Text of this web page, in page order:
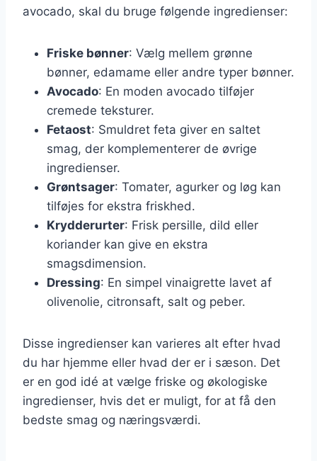
avocado, skal du bruge følgende ingredienser:
Friske bønner: Vælg mellem grønne
bønner, edamame eller andre typer bønner.
Avocado: En moden avocado tilføjer
cremede teksturer.
Fetaost: Smuldret feta giver en saltet
smag, der komplementerer de øvrige
ingredienser.
Grøntsager: Tomater, agurker og løg kan
tilføjes for ekstra friskhed.
Krydderurter: Frisk persille, dild eller
koriander kan give en ekstra
smagsdimension.
Dressing: En simpel vinaigrette lavet af
olivenolie, citronsaft, salt og peber.
Disse ingredienser kan varieres alt efter hvad
du har hjemme eller hvad der er i sæson. Det
er en god idé at vælge friske og økologiske
ingredienser, hvis det er muligt, for at få den
bedste smag og næringsværdi.